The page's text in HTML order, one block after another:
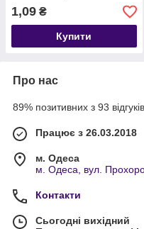
1,09 ₴
Купити
Про нас
89% позитивних з 93
Працює з 26.03.2018
м. Одеса
м. Одеса, вул.
Контакти
Сьогодні вихідний